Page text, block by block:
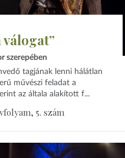
válogat”
szerepében
tagjának lenni hálátlan
művészi feladat a
az általa alakított f...
5. szám